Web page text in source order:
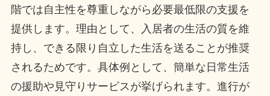
階では自主性を尊重しながら必要最低限の支援を
提供します。理由として、入居者の生活の質を維
持し、できる限り自立した生活を送ることが推奨
されるためです。具体例として、簡単な日常生活
の援助や見守りサービスが挙げられます。進行が